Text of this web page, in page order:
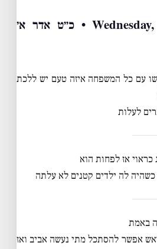
Wednesday, March 06, 2019 • כ״ט אדר א׳
עם כל המשפחה איזה טעם יש ללכת
לעלות
אז לפחות הוא
לה ילדים קטנים לא עלתה
באמת
אפשר להסתכל מתי נעשה אביב ואז